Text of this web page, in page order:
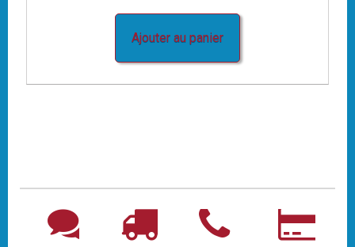
Ajouter au panier